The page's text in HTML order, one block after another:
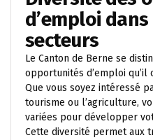
d’emploi
secteurs
Le Canton de Berne se
opportunités d’emploi
Que vous soyez intéressé
tourisme ou l’agriculture,
variées pour développer
Cette diversité permet aux